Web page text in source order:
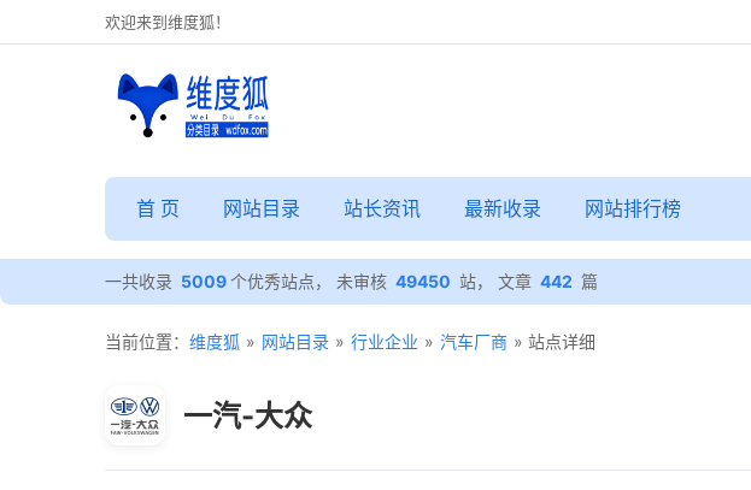
欢迎来到维度狐！
首 页 网站目录 站长资讯 最新收录 网站排行榜
一共收录 5009个优秀站点， 未审核 49450 站， 文章 442 篇
当前位置： 维度狐 » 网站目录 » 行业企业 » 汽车厂商 » 站点详细
一汽-大众